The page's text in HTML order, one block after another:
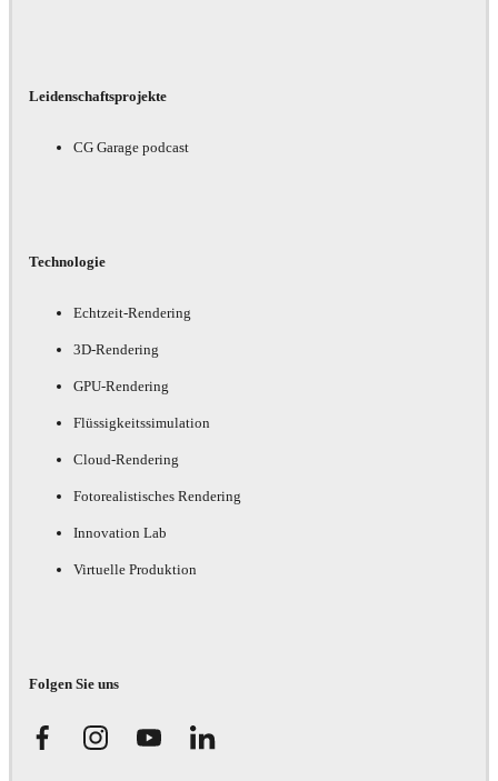
Leidenschaftsprojekte
CG Garage podcast
Technologie
Echtzeit-Rendering
3D-Rendering
GPU-Rendering
Flüssigkeitssimulation
Cloud-Rendering
Fotorealistisches Rendering
Innovation Lab
Virtuelle Produktion
Folgen Sie uns